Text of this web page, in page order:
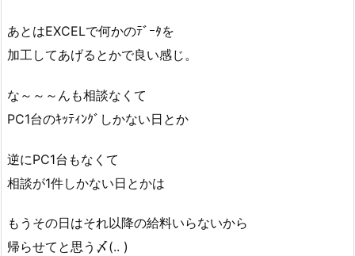
あとはEXCELで何かのﾃﾞｰﾀを
加工してあげるとかで良い感じ。
な～～～んも相談なくて
PC1台のｷｯﾃｨﾝｸﾞしかない日とか
逆にPC1台もなくて
相談が1件しかない日とかは
もうその日はそれ以降の給料いらないから
帰らせてと思う〆(.. )